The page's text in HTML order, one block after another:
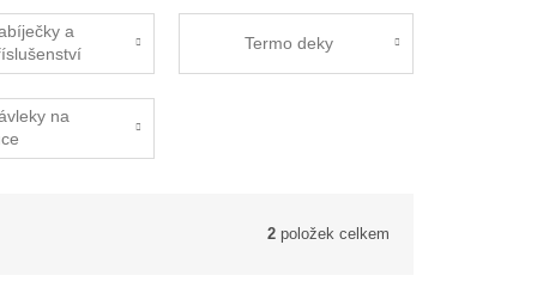
a
Termo deky
na
2 položek celkem